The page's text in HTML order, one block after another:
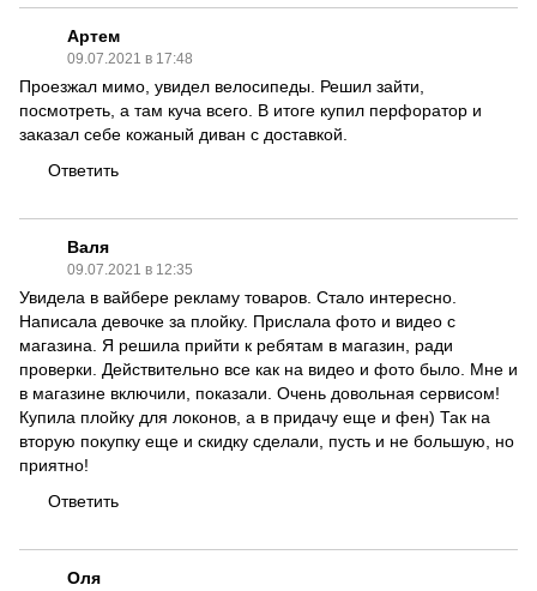
Артем
09.07.2021 в 17:48
Проезжал мимо, увидел велосипеды. Решил зайти,
посмотреть, а там куча всего. В итоге купил перфоратор и
заказал себе кожаный диван с доставкой.
Ответить
Валя
09.07.2021 в 12:35
Увидела в вайбере рекламу товаров. Стало интересно.
Написала девочке за плойку. Прислала фото и видео с
магазина. Я решила прийти к ребятам в магазин, ради
проверки. Действительно все как на видео и фото было. Мне и
в магазине включили, показали. Очень довольная сервисом!
Купила плойку для локонов, а в придачу еще и фен) Так на
вторую покупку еще и скидку сделали, пусть и не большую, но
приятно!
Ответить
Оля